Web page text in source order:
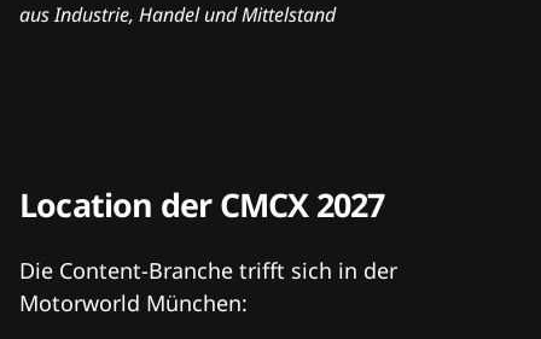
aus Industrie, Handel und Mittelstand
Location der CMCX 2027
Die Content-Branche trifft sich in der
Motorworld München: